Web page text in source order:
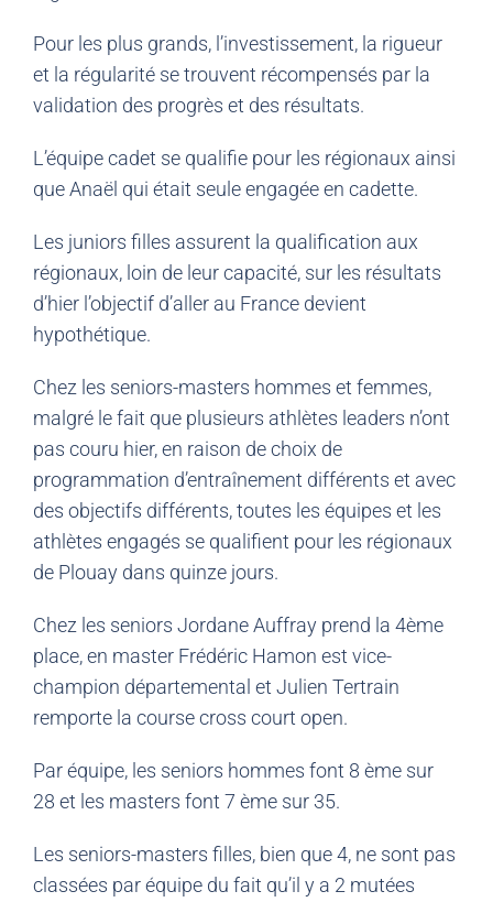
Pour les plus grands, l’investissement, la rigueur
et la régularité se trouvent récompensés par la
validation des progrès et des résultats.
L’équipe cadet se qualifie pour les régionaux ainsi
que Anaël qui était seule engagée en cadette.
Les juniors filles assurent la qualification aux
régionaux, loin de leur capacité, sur les résultats
d’hier l’objectif d’aller au France devient
hypothétique.
Chez les seniors-masters hommes et femmes,
malgré le fait que plusieurs athlètes leaders n’ont
pas couru hier, en raison de choix de
programmation d’entraînement différents et avec
des objectifs différents, toutes les équipes et les
athlètes engagés se qualifient pour les régionaux
de Plouay dans quinze jours.
Chez les seniors Jordane Auffray prend la 4ème
place, en master Frédéric Hamon est vice-
champion départemental et Julien Tertrain
remporte la course cross court open.
Par équipe, les seniors hommes font 8 ème sur
28 et les masters font 7 ème sur 35.
Les seniors-masters filles, bien que 4, ne sont pas
classées par équipe du fait qu’il y a 2 mutées